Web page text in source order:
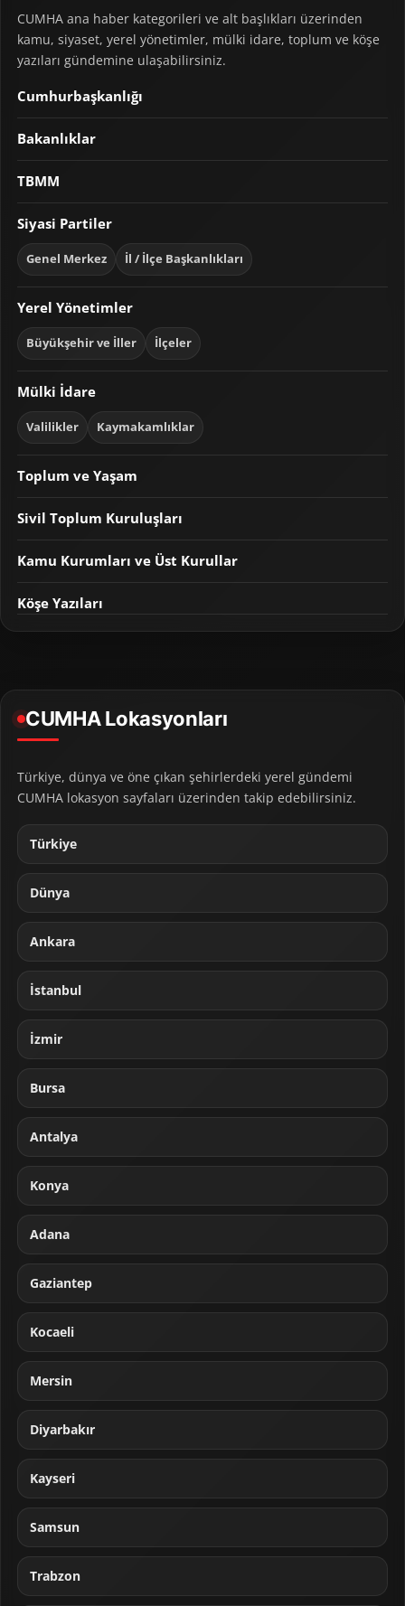
CUMHA ana haber kategorileri ve alt başlıkları üzerinden
kamu, siyaset, yerel yönetimler, mülki idare, toplum ve köşe
yazıları gündemine ulaşabilirsiniz.
Cumhurbaşkanlığı
Bakanlıklar
TBMM
Siyasi Partiler
Genel Merkez İl / İlçe Başkanlıkları
Yerel Yönetimler
Büyükşehir ve İller İlçeler
Mülki İdare
Valilikler Kaymakamlıklar
Toplum ve Yaşam
Sivil Toplum Kuruluşları
Kamu Kurumları ve Üst Kurullar
Köşe Yazıları
CUMHA Lokasyonları
Türkiye, dünya ve öne çıkan şehirlerdeki yerel gündemi
CUMHA lokasyon sayfaları üzerinden takip edebilirsiniz.
Türkiye
Dünya
Ankara
İstanbul
İzmir
Bursa
Antalya
Konya
Adana
Gaziantep
Kocaeli
Mersin
Diyarbakır
Kayseri
Samsun
Trabzon